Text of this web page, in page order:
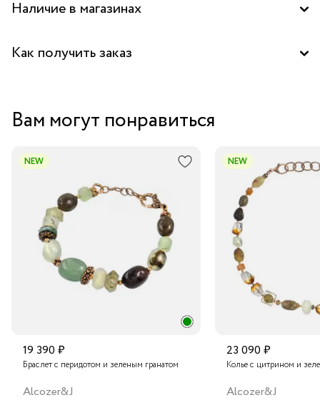
органического жемчуга
Наличие в магазинах
Бутик "La Nature" в ТД "Дружба", Москва
Как получить заказ
Курьером за 1-2 дня
В пункт выдачи заказов Boxberry
Транспортной компанией по России
Подробнее о сроках доставки
Вам могут понравиться
NEW
19 390 ₽
Браслет с перидотом и зеленым гранатом
Alcozer&J
NEW
23 090 ₽
Колье с цитрином и
Alcozer&J